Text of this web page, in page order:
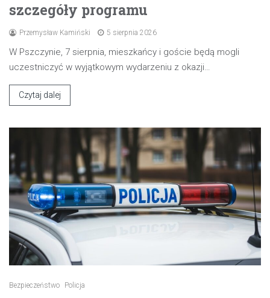
szczegóły programu
Przemysław Kamiński 5 sierpnia 2026
W Pszczynie, 7 sierpnia, mieszkańcy i goście będą mogli
uczestniczyć w wyjątkowym wydarzeniu z okazji…
Czytaj dalej
Bezpieczeństwo Policja